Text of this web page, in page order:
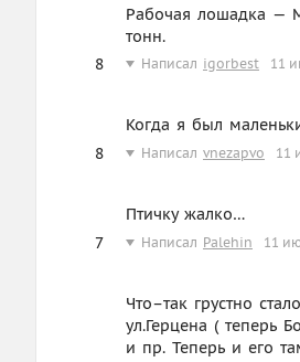
Рабочая лошадка —
тонн.
8
Написал igorbest 11
Когда я был
8
Написал vnezapvo 11
Птичку жалко…
7
Написал Palehin 11
Что–так грустно
ул.Герцена ( теперь
и пр. Теперь и его